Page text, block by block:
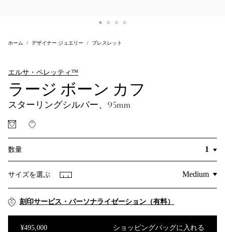
ホーム デザイナー ジュエリー ブレスレット
エルサ・ペレッティ™
ラージ ボーン カフ
スターリングシルバー、95mm
数量
サイズを選ぶ
刻印サービス・パーソナライゼーション（有料）
¥495,000 ショッピングバッグに入れる